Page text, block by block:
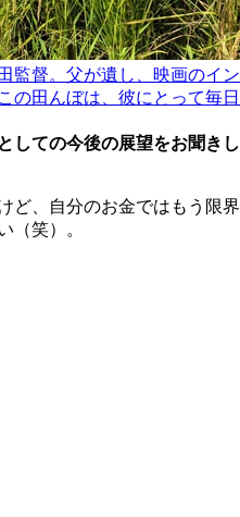
監督。父が遺し、映画のイン
の田んぼは、彼にとって毎日
ての今後の展望をお聞きし
ど、自分のお金ではもう限界
（笑）。